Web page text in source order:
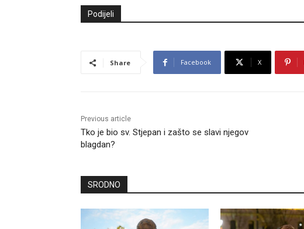
Podijeli
Share Facebook X
Previous article
Tko je bio sv. Stjepan i zašto se slavi njegov
blagdan?
SRODNO